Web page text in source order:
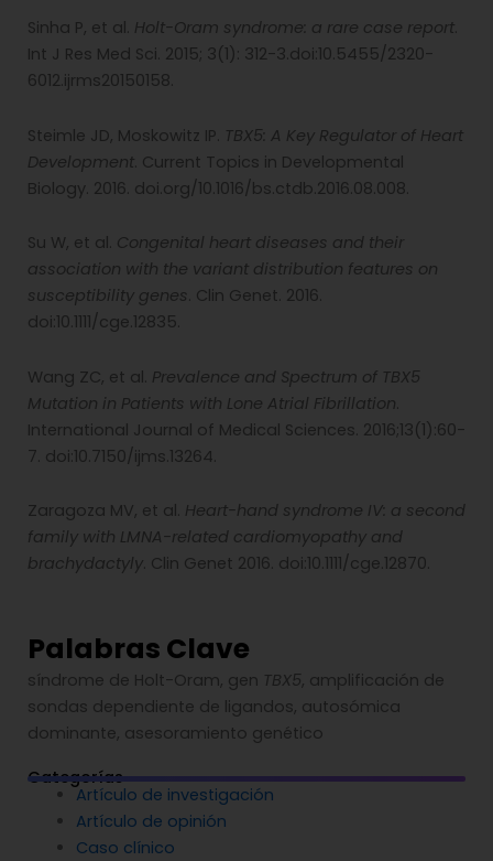
Sinha P, et al. Holt-Oram syndrome: a rare case report.
Int J Res Med Sci. 2015; 3(1): 312-3.doi:10.5455/2320-
6012.ijrms20150158.
Steimle JD, Moskowitz IP. TBX5: A Key Regulator of Heart
Development. Current Topics in Developmental
Biology. 2016. doi.org/10.1016/bs.ctdb.2016.08.008.
Su W, et al. Congenital heart diseases and their
association with the variant distribution features on
susceptibility genes. Clin Genet. 2016.
doi:10.1111/cge.12835.
Wang ZC, et al. Prevalence and Spectrum of TBX5
Mutation in Patients with Lone Atrial Fibrillation.
International Journal of Medical Sciences. 2016;13(1):60-
7. doi:10.7150/ijms.13264.
Zaragoza MV, et al. Heart-hand syndrome IV: a second
family with LMNA-related cardiomyopathy and
brachydactyly. Clin Genet 2016. doi:10.1111/cge.12870.
Palabras Clave
síndrome de Holt-Oram, gen TBX5, amplificación de
sondas dependiente de ligandos, autosómica
dominante, asesoramiento genético
Categorías
Artículo de investigación
Artículo de opinión
Caso clínico